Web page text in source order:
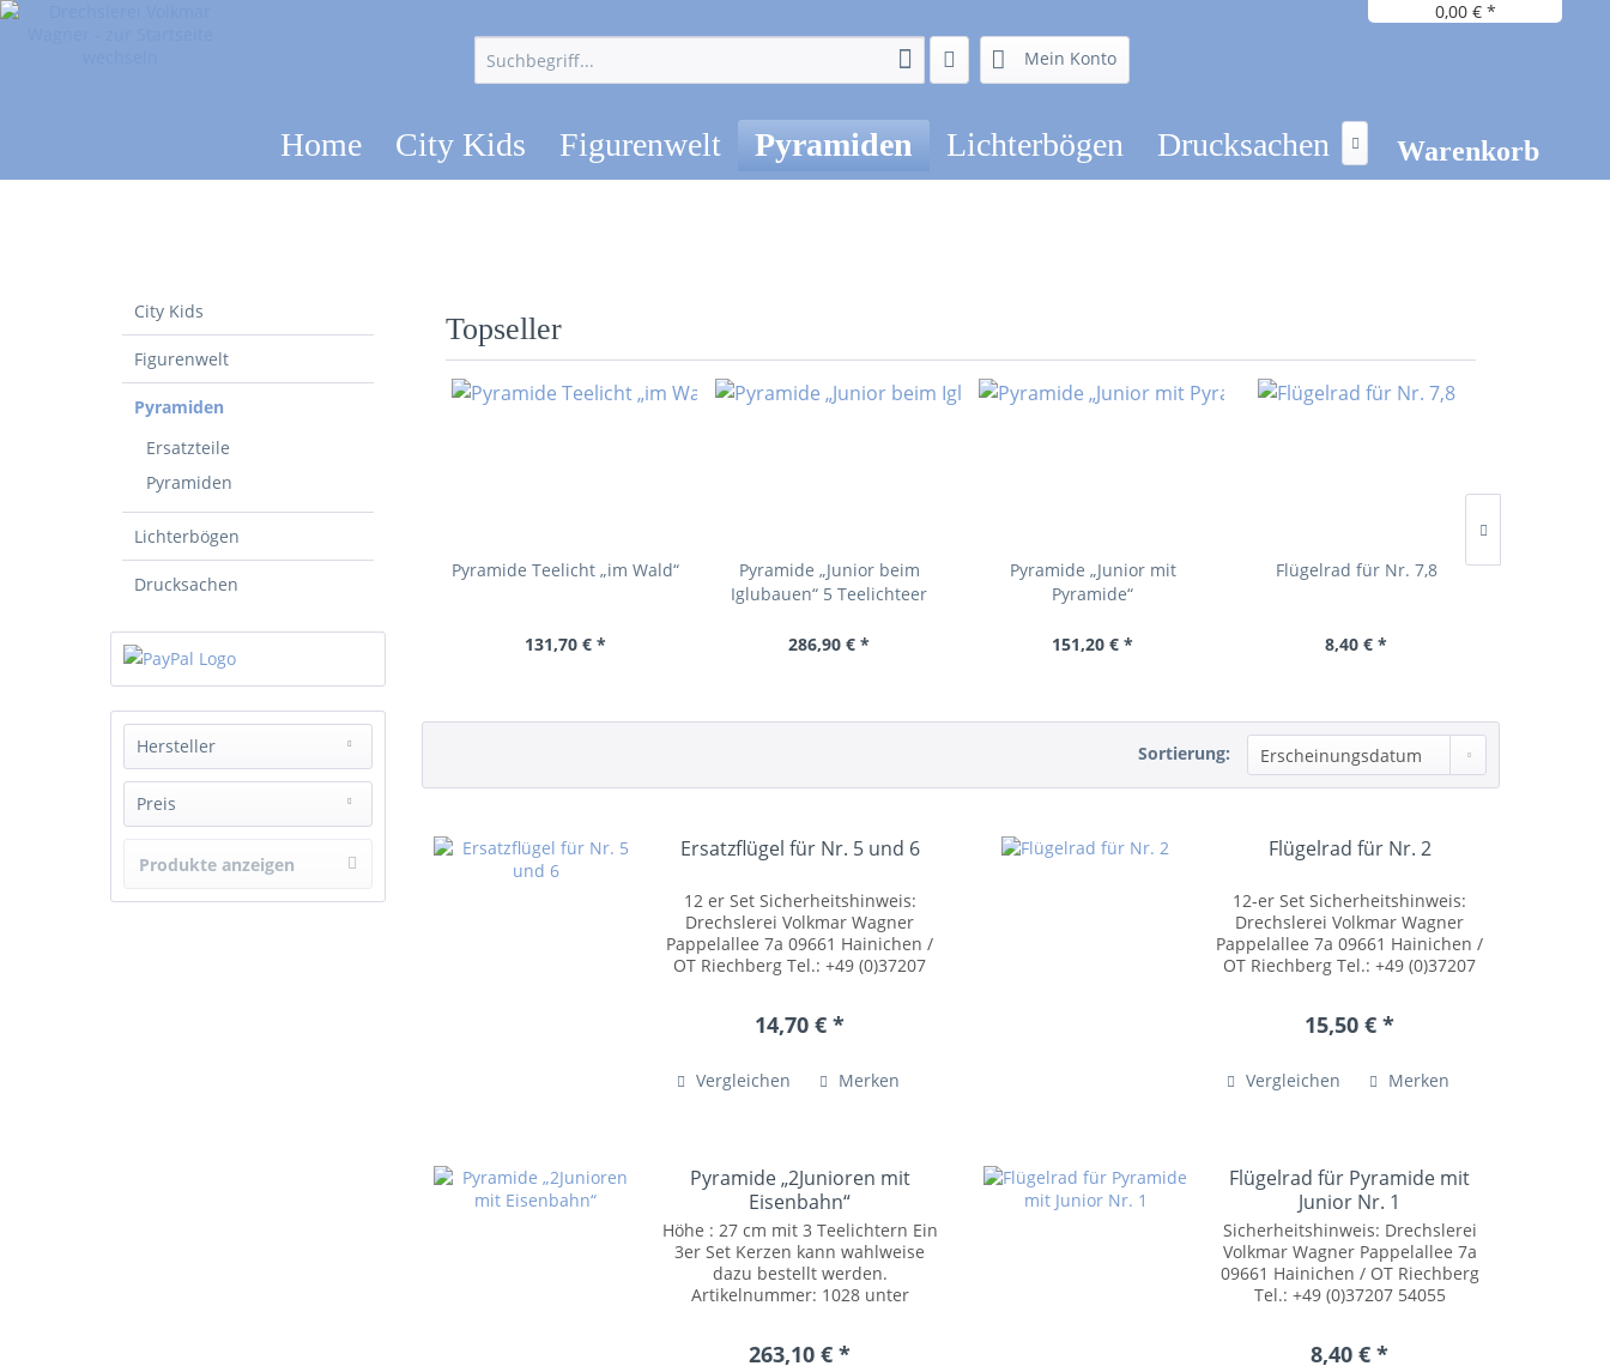
Mein Konto
Home City Kids Figurenwelt Pyramiden Lichterbögen Drucksachen 
0,00 € *
Warenkorb
City Kids
Figurenwelt
Pyramiden
Ersatzteile
Pyramiden
Lichterbögen
Drucksachen
Hersteller
_
Preis
bis286,90 €
Produkte anzeigen
Topseller
Pyramide Teelicht „im Wald“
131,70 € *
Pyramide „Junior beim
Iglubauen“ 5 Teelichteer
286,90 € *
Pyramide „Junior mit
Pyramide“
151,20 € *
Flügelrad für Nr. 7,8
8,40 € *
Sortierung:
Ersatzflügel für Nr. 5 und 6
12 er Set Sicherheitshinweis:
Drechslerei Volkmar Wagner
Pappelallee 7a 09661 Hainichen /
OT Riechberg Tel.: +49 (0)37207
www.drechslerei-volkmar-
verschluckt...
14,70 € *
Vergleichen Merken
Flügelrad für Nr. 2
12-er Set Sicherheitshinweis:
Drechslerei Volkmar Wagner
Pappelallee 7a 09661 Hainichen /
OT Riechberg Tel.: +49 (0)37207
www.drechslerei-volkmar-
verschluckt...
15,50 € *
Vergleichen Merken
Pyramide „2Junioren mit
Eisenbahn“
Höhe : 27 cm mit 3 Teelichtern Ein
3er Set Kerzen kann wahlweise
dazu bestellt werden.
Artikelnummer: 1028 unter
Pappelallee 7a 09661 Hainichen /
263,10 € *
Flügelrad für Pyramide mit
Junior Nr. 1
Sicherheitshinweis: Drechslerei
Volkmar Wagner Pappelallee 7a
09661 Hainichen / OT Riechberg
Tel.: +49 (0)37207 54055
www.drechslerei-volkmar-
8,40 € *